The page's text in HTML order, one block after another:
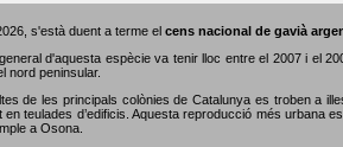
s'està duent a terme el cens nacional de gavià
general d'aquesta espècie va tenir lloc entre el 2007 i el
nord peninsular.
de les principals colònies de Catalunya es troben a
en teulades d’edificis. Aquesta reproducció més urbana
a Osona.